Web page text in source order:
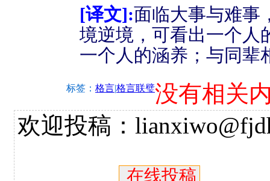
[译文]:面临大事与难事
境逆境，可看出一个人
一个人的涵养；与同辈
标签： 格言|格言联璧没有相关
欢迎投稿：
在线投稿